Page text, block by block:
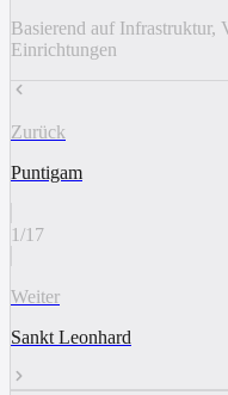
Basierend auf Infrastruktur,
Einrichtungen
Zurück
Puntigam
1/17
Weiter
Sankt Leonhard